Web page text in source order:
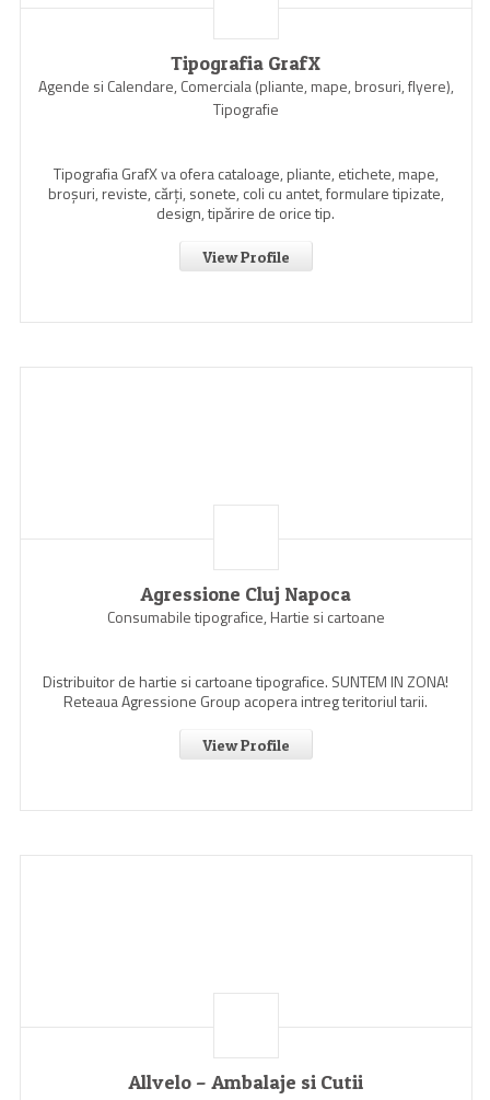
Tipografia GrafX
Agende si Calendare, Comerciala (pliante, mape, brosuri, flyere),
Tipografie
Tipografia GrafX va ofera cataloage, pliante, etichete, mape,
broşuri, reviste, cărţi, sonete, coli cu antet, formulare tipizate,
design, tipărire de orice tip.
View Profile
Agressione Cluj Napoca
Consumabile tipografice, Hartie si cartoane
Distribuitor de hartie si cartoane tipografice. SUNTEM IN ZONA!
Reteaua Agressione Group acopera intreg teritoriul tarii.
View Profile
Allvelo – Ambalaje si Cutii